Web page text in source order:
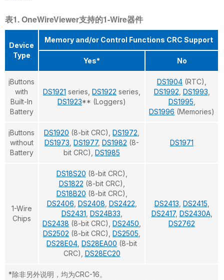
表1. OneWireViewer支持的1-Wire器件
Device
Type
Memory and/or Control Functions CRC Support
Yes* No
iButtons
with
Built-In
Battery
DS1921 series, DS1922 series,
DS1923** (Loggers)
DS1904 (RTC),
DS1992 DS1993
DS1995
DS1996 (Memories)
iButtons
without
Battery
DS1920 (8-bit CRC), DS1972
DS1973 DS1977, DS1982 (8-
bit CRC), DS1985
DS1971
1-Wire
Chips
DS18S20 (8-bit CRC),
DS1822 (8-bit CRC),
DS18B20 (8-bit CRC),
DS2406 DS2408 DS2422
DS2431 DS24B33
DS2438 (8-bit CRC), DS2450
DS2502 (8-bit CRC), DS2505
DS28E04 DS28EA00 (8-bit
CRC), DS28EC20
DS2413 DS2415
DS2417, DS2430A,
DS2762
*除非另外说明，均为CRC-16。